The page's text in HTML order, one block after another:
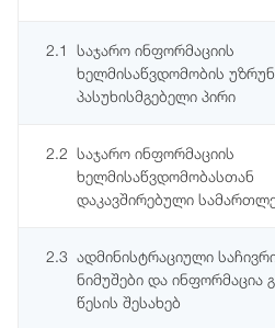
2.1
საჯარო ინფორმაციის
ხელმისაწვდომობის
პასუხისმგებელი პირი
2.2 საჯარო ინფორმაციის
ხელმისაწვდომობასთან
დაკავშირებული
2.3 ადმინისტრაციული
ნიმუშები და ინფორმაცია
წესის შესახებ